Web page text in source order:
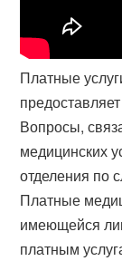
Платные
Вопросы,
медицинских
отделения по
Платные
имеющейся
платным